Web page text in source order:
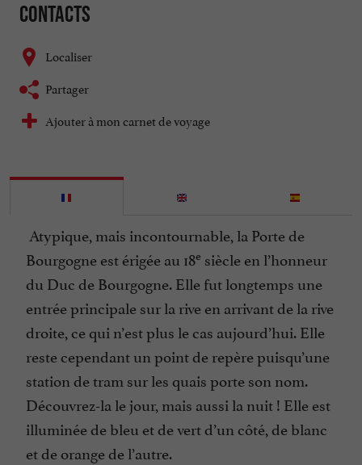
Contacts
Localiser
Partager
Ajouter à mon carnet de voyage
Atypique, mais incontournable, la Porte de
Bourgogne est érigée au 18e siècle en l’honneur
du Duc de Bourgogne. Elle fut longtemps une
entrée principale sur la rive en arrivant de la rive
droite, ce qui n’est plus le cas aujourd’hui. Elle
reste cependant un point de repère puisqu’une
station de tram sur les quais porte son nom.
Découvrez-la le jour, mais aussi la nuit ! Elle est
illuminée de bleu et de vert d’un côté, de blanc
et de orange de l’autre.